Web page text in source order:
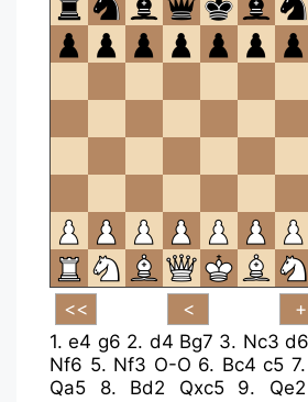
te
openen.
1.e4 g6 2. d4 Bg7 3. Nc3 d6
Nf6 5. Nf3 O-O 6. Bc4 c5 7.
Qa5
8. Bd2 Qxc5 9. Qe2